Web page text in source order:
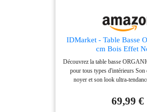
IDMarket - Table Basse
cm Bois Effet
Découvrez la table basse
pour tous types d'intérieurs
noyer et son look ultra-
et pieds ronds très modernes
aspect design Grâce à ses tons
69,99 €